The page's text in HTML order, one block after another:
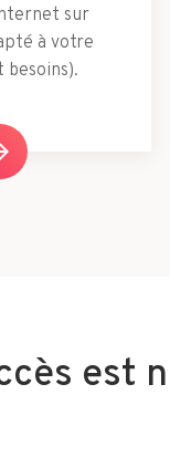
sur
à votre
est